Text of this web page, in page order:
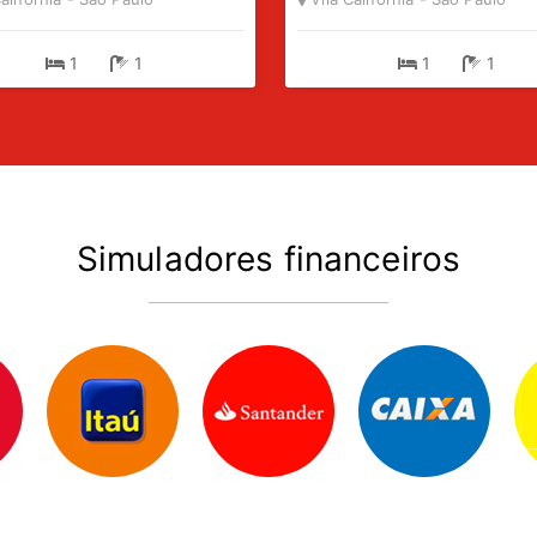
1 1 1 1
Simuladores financeiros